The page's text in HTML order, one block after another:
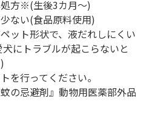
方※(生後3カ月～)
ない(食品原料使用)
ット形状で、液だれしにくい
にトラブルが起こらないと
を行ってください。
の忌避剤』動物用医薬部外品